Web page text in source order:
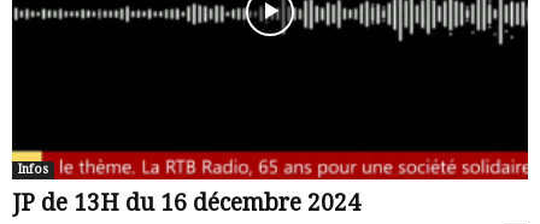
Infos
JP de 13H du 16 décembre 2024